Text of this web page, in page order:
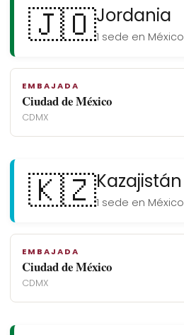
🇯🇴Jordania
1 sede en México
EMBAJADA
Ciudad de México
CDMX
🇰🇿Kazajistán
1 sede en México
EMBAJADA
Ciudad de México
CDMX